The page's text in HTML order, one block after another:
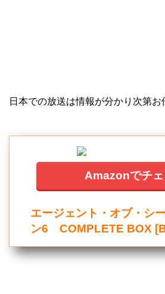
日本での放送は情報が分かり次第お
Amazonでチェ
エージェント・オブ・シ
ン6 COMPLETE BOX